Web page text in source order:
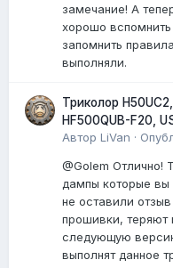
замечание! А
хорошо
запомнить
выполняли.
Триколор
HF500QUB-F20,
Автор LiVan ·
@Golem Отлично!
дампы которые вы
не оставили
прошивки, теряют
следующую
выполнят данное